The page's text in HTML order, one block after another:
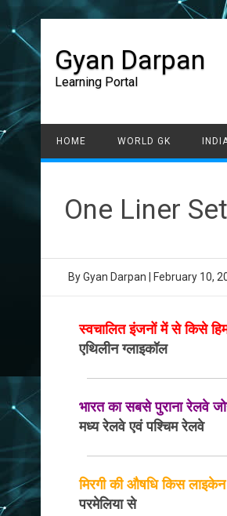
Gyan Darpan
Learning Portal
HOME WORLD GK
One Liner
ByGyan Darpan February 10,
स्वचालित इंजनों में से किसे
एथिलीन ग्लाइकॉल
भारत का सबसे पुराना रेलवे
मध्य रेलवे एवं पश्चिम रेलवे
मिरगी की औषधि किस लाइकेन
परमेलिया से